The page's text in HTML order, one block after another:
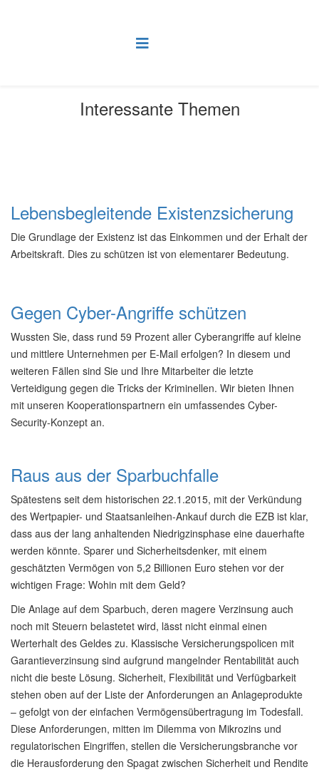
Interessante Themen
Lebensbegleitende Existenzsicherung
Die Grundlage der Existenz ist das Einkommen und der Erhalt der
Arbeitskraft. Dies zu schützen ist von elementarer Bedeutung.
Gegen Cyber-Angriffe schützen
Wussten Sie, dass rund 59 Prozent aller Cyberangriffe auf kleine
und mittlere Unternehmen per E-Mail erfolgen? In diesem und
weiteren Fällen sind Sie und Ihre Mitarbeiter die letzte
Verteidigung gegen die Tricks der Kriminellen. Wir bieten Ihnen
mit unseren Kooperationspartnern ein umfassendes Cyber-
Security-Konzept an.
Raus aus der Sparbuchfalle
Spätestens seit dem historischen 22.1.2015, mit der Verkündung
des Wertpapier- und Staatsanleihen-Ankauf durch die EZB ist klar,
dass aus der lang anhaltenden Niedrigzinsphase eine dauerhafte
werden könnte. Sparer und Sicherheitsdenker, mit einem
geschätzten Vermögen von 5,2 Billionen Euro stehen vor der
wichtigen Frage: Wohin mit dem Geld?
Die Anlage auf dem Sparbuch, deren magere Verzinsung auch
noch mit Steuern belastetet wird, lässt nicht einmal einen
Werterhalt des Geldes zu. Klassische Versicherungspolicen mit
Garantieverzinsung sind aufgrund mangelnder Rentabilität auch
nicht die beste Lösung. Sicherheit, Flexibilität und Verfügbarkeit
stehen oben auf der Liste der Anforderungen an Anlageprodukte
– gefolgt von der einfachen Vermögensübertragung im Todesfall.
Diese Anforderungen, mitten im Dilemma von Mikrozins und
regulatorischen Eingriffen, stellen die Versicherungsbranche vor
die Herausforderung den Spagat zwischen Sicherheit und Rendite